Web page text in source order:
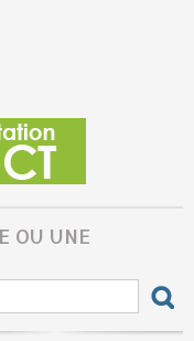
OU UNE